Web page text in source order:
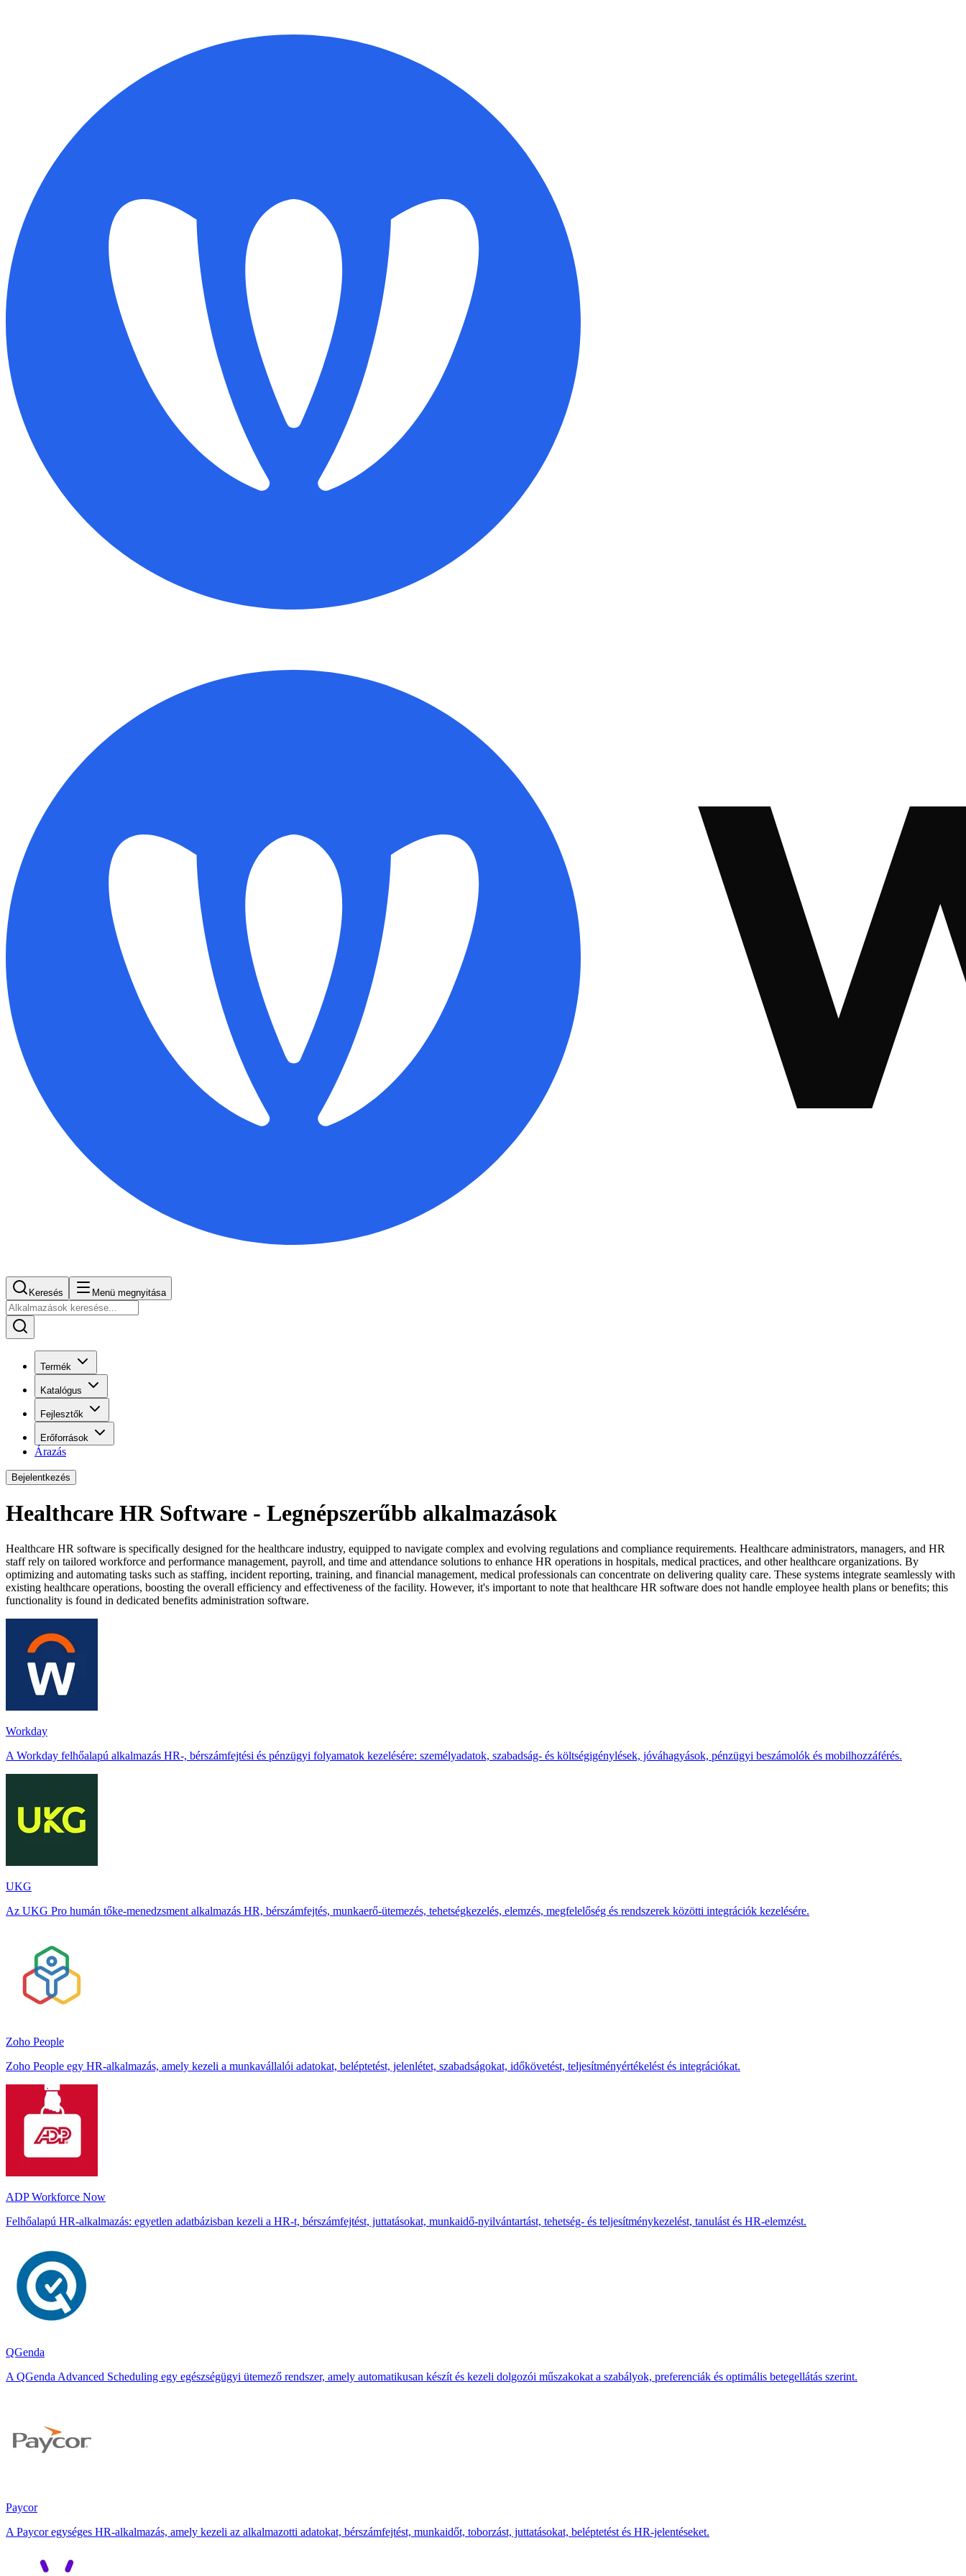
Keresés Menü megnyitása
Termék
Katalógus
Fejlesztők
Erőforrások
Árazás
Bejelentkezés
Healthcare HR Software - Legnépszerűbb alkalmazások
Healthcare HR software is specifically designed for the healthcare industry, equipped to navigate complex and evolving regulations and compliance requirements. Healthcare administrators, managers, and HR
staff rely on tailored workforce and performance management, payroll, and time and attendance solutions to enhance HR operations in hospitals, medical practices, and other healthcare organizations. By
optimizing and automating tasks such as staffing, incident reporting, training, and financial management, medical professionals can concentrate on delivering quality care. These systems integrate seamlessly with
existing healthcare operations, boosting the overall efficiency and effectiveness of the facility. However, it's important to note that healthcare HR software does not handle employee health plans or benefits; this
functionality is found in dedicated benefits administration software.
Workday
A Workday felhőalapú alkalmazás HR-, bérszámfejtési és pénzügyi folyamatok kezelésére: személyadatok, szabadság- és költségigénylések, jóváhagyások, pénzügyi beszámolók és mobilhozzáférés.
UKG
Az UKG Pro humán tőke‑menedzsment alkalmazás HR, bérszámfejtés, munkaerő‑ütemezés, tehetségkezelés, elemzés, megfelelőség és rendszerek közötti integrációk kezelésére.
Zoho People
Zoho People egy HR-alkalmazás, amely kezeli a munkavállalói adatokat, beléptetést, jelenlétet, szabadságokat, időkövetést, teljesítményértékelést és integrációkat.
ADP Workforce Now
Felhőalapú HR-alkalmazás: egyetlen adatbázisban kezeli a HR-t, bérszámfejtést, juttatásokat, munkaidő-nyilvántartást, tehetség- és teljesítménykezelést, tanulást és HR-elemzést.
QGenda
A QGenda Advanced Scheduling egy egészségügyi ütemező rendszer, amely automatikusan készít és kezeli dolgozói műszakokat a szabályok, preferenciák és optimális betegellátás szerint.
Paycor
A Paycor egységes HR-alkalmazás, amely kezeli az alkalmazotti adatokat, bérszámfejtést, munkaidőt, toborzást, juttatásokat, beléptetést és HR-jelentéseket.